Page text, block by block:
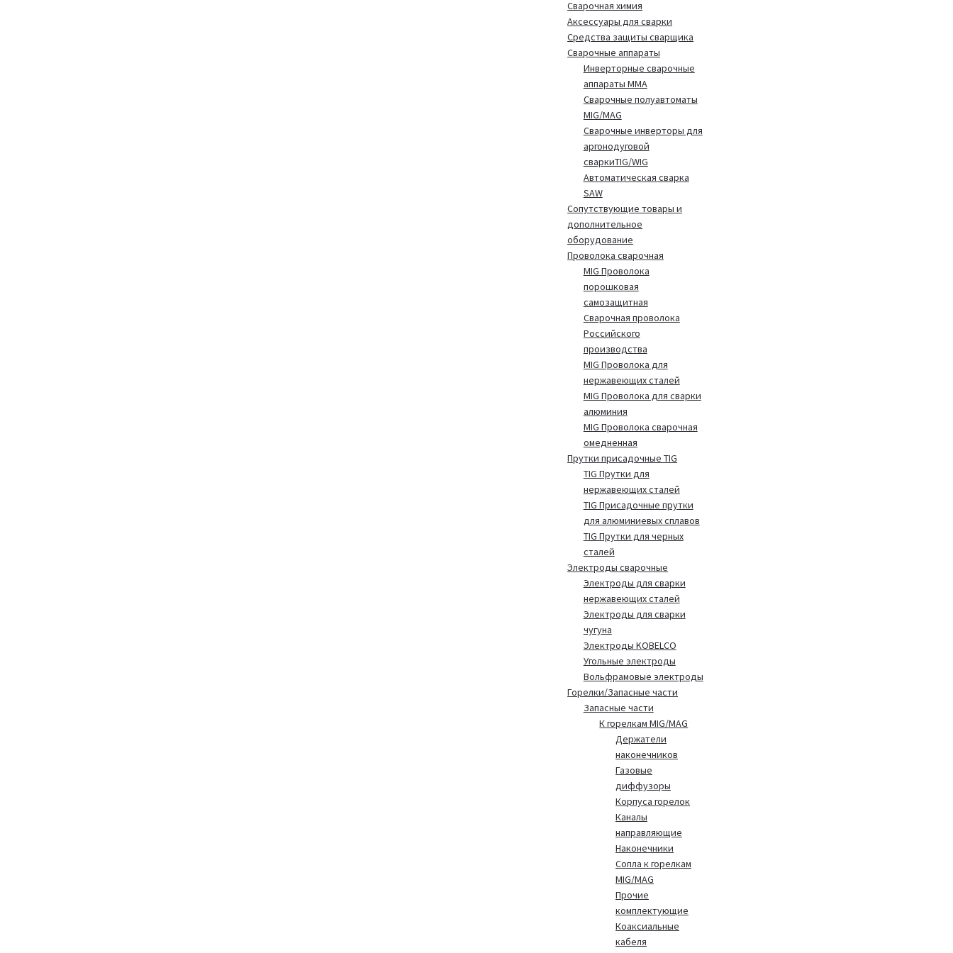
Сварочная химия
Аксессуары для сварки
Средства защиты сварщика
Сварочные аппараты
Инверторные сварочные
аппараты MMA
Сварочные полуавтоматы
MIG/MAG
Сварочные инверторы для
аргонодуговой
сваркиTIG/WIG
Автоматическая сварка
SAW
Сопутствующие товары и
дополнительное
оборудование
Проволока сварочная
MIG Проволока
порошковая
самозащитная
Сварочная проволока
Российского
производства
MIG Проволока для
нержавеющих сталей
MIG Проволока для сварки
алюминия
MIG Проволока сварочная
омедненная
Прутки присадочные TIG
TIG Прутки для
нержавеющих сталей
TIG Присадочные прутки
для алюминиевых сплавов
TIG Прутки для черных
сталей
Электроды сварочные
Электроды для сварки
нержавеющих сталей
Электроды для сварки
чугуна
Электроды KOBELCO
Угольные электроды
Вольфрамовые электроды
Горелки/Запасные части
Запасные части
К горелкам MIG/MAG
Держатели
наконечников
Газовые
диффузоры
Корпуса горелок
Каналы
направляющие
Наконечники
Сопла к горелкам
MIG/MAG
Прочие
комплектующие
Коаксиальные
кабеля